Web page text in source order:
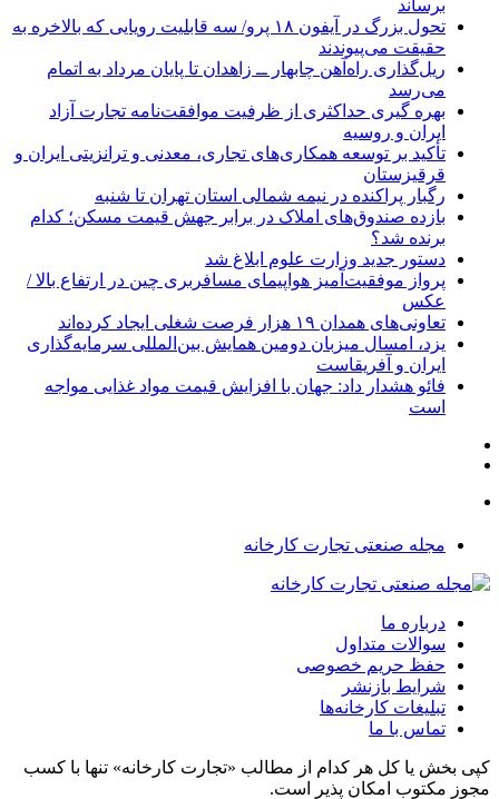
برساند
تحول بزرگ در آیفون ۱۸ پرو/ سه قابلیت رویایی که بالاخره به
حقیقت می‌پیوندند
ریل‌گذاری راه‌آهن چابهار ــ زاهدان تا پایان مرداد به اتمام
می‌رسد
بهره گیری حداکثری از ظرفیت موافقت‌نامه تجارت آزاد
ایران و روسیه
تأکید بر توسعه همکاری‌های تجاری، معدنی و ترانزیتی ایران و
قرقیزستان
رگبار پراکنده در نیمه شمالی استان تهران تا شنبه
بازده صندوق‌های املاک در برابر جهش قیمت مسکن؛ کدام
برنده شد؟
دستور جدید وزارت علوم ابلاغ شد
پرواز موفقیت‌آمیز هواپیمای مسافربری چین در ارتفاع بالا /
عکس
تعاونی‌های همدان ۱۹ هزار فرصت شغلی ایجاد کرده‌اند
یزد، امسال میزبان دومین همایش بین‌المللی سرمایه‌گذاری
ایران و آفریقاست
فائو هشدار داد: جهان با افزایش قیمت مواد غذایی مواجه
است
مجله صنعتی تجارت کارخانه
درباره ما
سوالات متداول
حفظ حریم خصوصی
شرایط بازنشر
تبلیغات کارخانه‌ها
تماس با ما
کپی بخش یا کل هر کدام از مطالب «تجارت کارخانه» تنها با کسب
مجوز مکتوب امکان پذیر است.